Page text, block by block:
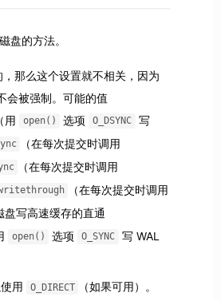
盘的方法。
那么这个设置就不相关，因为
会被强制。可能的值
（用 open() 选项 O_DSYNC
写
（在每次提交时调用
（在每次提交时调用
（在每次提交时调用
盘写高速缓存的直通
open() 选项 O_SYNC
写 WAL
用 O_DIRECT （如果可用）。